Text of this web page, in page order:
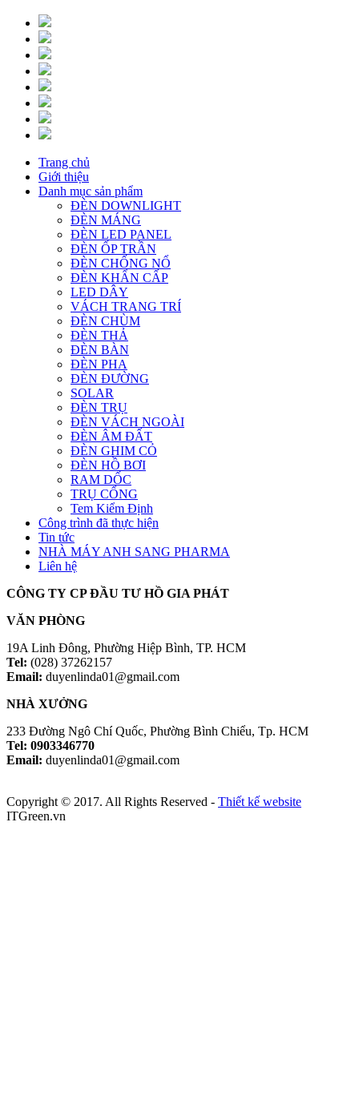
Trang chủ
Giới thiệu
Danh mục sản phẩm
ĐÈN DOWNLIGHT
ĐÈN MÁNG
ĐÈN LED PANEL
ĐÈN ỐP TRẦN
ĐÈN CHỐNG NỔ
ĐÈN KHẨN CẤP
LED DÂY
VÁCH TRANG TRÍ
ĐÈN CHÙM
ĐÈN THẢ
ĐÈN BÀN
ĐÈN PHA
ĐÈN ĐƯỜNG
SOLAR
ĐÈN TRỤ
ĐÈN VÁCH NGOÀI
ĐÈN ÂM ĐẤT
ĐÈN GHIM CỎ
ĐÈN HỒ BƠI
RAM DỐC
TRỤ CỔNG
Tem Kiểm Định
Công trình đã thực hiện
Tin tức
NHÀ MÁY ANH SANG PHARMA
Liên hệ
CÔNG TY CP ĐẦU TƯ HỒ GIA PHÁT
VĂN PHÒNG
19A Linh Đông, Phường Hiệp Bình, TP. HCM
Tel: (028) 37262157
Email: duyenlinda01@gmail.com
NHÀ XƯỞNG
233 Đường Ngô Chí Quốc, Phường Bình Chiểu, Tp. HCM
Tel: 0903346770
Email: duyenlinda01@gmail.com
Copyright © 2017. All Rights Reserved - Thiết kế website
ITGreen.vn